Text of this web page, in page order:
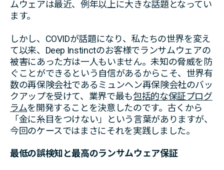
ムウェアは最近、例年以上に大きな話題となってい
ます。
しかし、COVIDが話題になり、私たちの世界を変え
て以来、Deep Instinctのお客様でランサムウェアの
被害にあった方は一人もいません。未知の脅威を防
ぐことができるという自信があるからこそ、世界有
数の再保険会社であるミュンヘン再保険会社のバッ
クアップを受けて、業界で最も包括的な保証プログ
ラムを開発することを決意したのです。古くから
「金に糸目をつけない」という言葉がありますが、
今回のケースではまさにそれを実践しました。
最低の誤検知と最高のランサムウェア保証